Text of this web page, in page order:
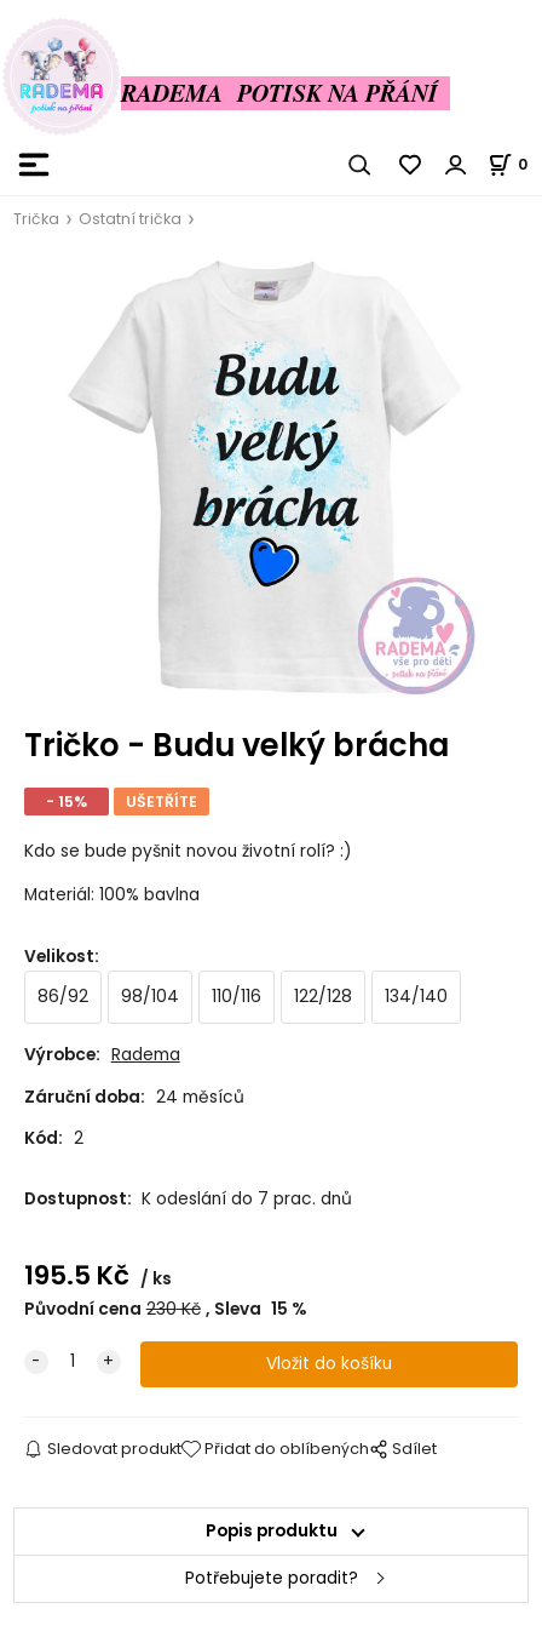
RADEMA POTISK NA PŘÁNÍ
0
Trička Ostatní trička
Tričko - Budu velký brácha
- 15% UŠETŘÍTE
Kdo se bude pyšnit novou životní rolí? :)
Materiál: 100% bavlna
Velikost:
86/92
98/104 110/116 122/128 134/140
Výrobce: Radema
Záruční doba: 24 měsíců
Kód: 2
Dostupnost: K odeslání do 7 prac. dnů
195.5 Kč
ks
Původní cena 230Kč Sleva 15 %
Sledovat produkt Přidat do oblíbených Sdílet
Popis produktu
Potřebujete poradit?